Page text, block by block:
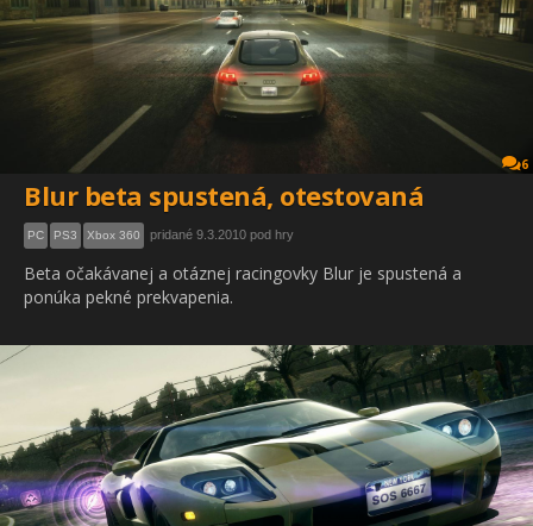
6
Blur beta spustená, otestovaná
PC PS3 Xbox 360 pridané 9.3.2010 pod hry
Beta očakávanej a otáznej racingovky Blur je spustená a
ponúka pekné prekvapenia.